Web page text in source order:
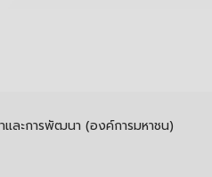
และการพัฒนา (องค์การมหาชน)